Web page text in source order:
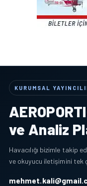
KURUMSAL
ve Analiz
Havacılığı bizimle takip
ve okuyucu iletişimini tek